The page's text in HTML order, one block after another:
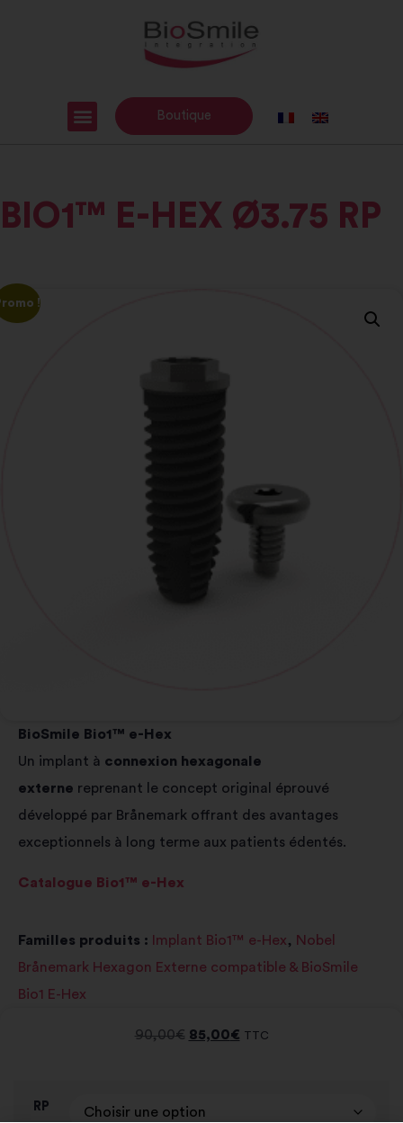
Boutique
BIO1™ E-HEX Ø3.75 RP
!
BioSmile Bio1™ e-Hex
Un implant à connexion hexagonale
externe reprenant le concept original éprouvé
développé par Brånemark offrant des avantages
exceptionnels à long terme aux patients édentés.
Catalogue Bio1™ e-Hex
Familles produits : Implant Bio1™ e-Hex, Nobel
Brånemark Hexagon Externe compatible & BioSmile
Bio1 E-Hex
90,00€ 85,00€ TTC
RP